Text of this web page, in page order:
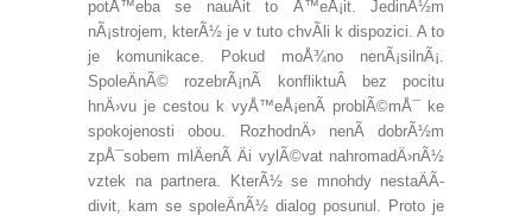
potÅ™eba se nauÄit to Å™eÅ¡it. JedinÃ½m
nÃ¡strojem, kterÃ½ je v tuto chvÃ­li k dispozici. A to
je komunikace. Pokud moÅ¾no nenÃ¡silnÃ¡.
SpoleÄnÃ© rozebrÃ¡nÃ­ konfliktuÂ bez pocitu
hnÄ›vu je cestou k vyÅ™eÅ¡enÃ­ problÃ©mÅ¯ ke
spokojenosti obou. RozhodnÄ› nenÃ­ dobrÃ½m
zpÅ¯sobem mlÄenÃ­ Äi vylÃ©vat nahromadÄ›nÃ½
vztek na partnera. KterÃ½ se mnohdy nestaÄÃ­
divit, kam se spoleÄnÃ½ dialog posunul. Proto je